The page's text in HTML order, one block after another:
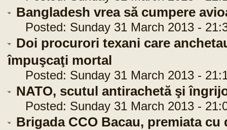
Bangladesh vrea să cumpere
Posted: Sunday 31 March 2013 -
Doi procurori texani care
împuşcaţi mortal
Posted: Sunday 31 March 2013 -
NATO, scutul antirachetă şi
Posted: Sunday 31 March 2013 -
Brigada CCO Bacau, premiata